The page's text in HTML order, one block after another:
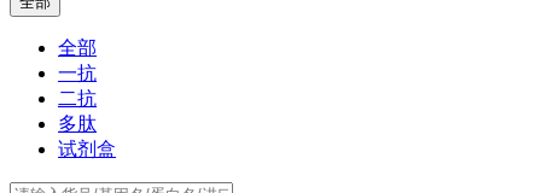
全部
一抗
二抗
多肽
试剂盒